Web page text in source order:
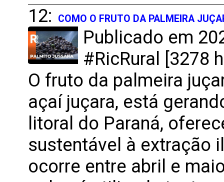
12:
COMO O FRUTO DA PALMEIRA
Publicado em
#RicRural [3278
O fruto da palmeira
açaí juçara, está
litoral do Paraná,
sustentável à extração
ocorre entre abril e